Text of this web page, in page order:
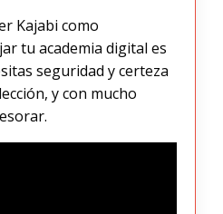
Kajabi como
tu academia digital es
seguridad y certeza
y con mucho